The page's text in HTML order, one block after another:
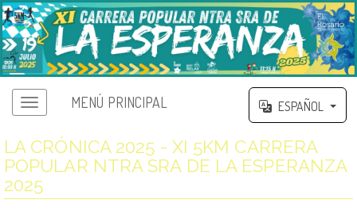
MENÚ PRINCIPAL ESPAÑOL
LA CRÓNICA 2025 - XI 5KM CARRERA
POPULAR NTRA SRA DE LA ESPERANZA
2025